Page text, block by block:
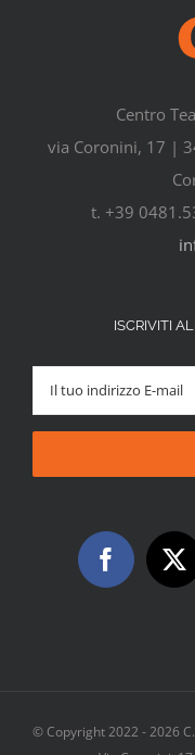
Centro
via Coronini, 17 |
t. +39
ISCRIVITI
© Copyright 2022 -2026